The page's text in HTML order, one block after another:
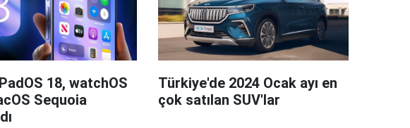
18, watchOS
Sequoia
Türkiye'de 2024 Ocak ayı en
çok satılan SUV'lar